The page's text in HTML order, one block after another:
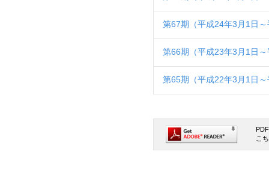
第67期（平成24年3月1日
第66期（平成23年3月1日
第65期（平成22年3月1日
こ